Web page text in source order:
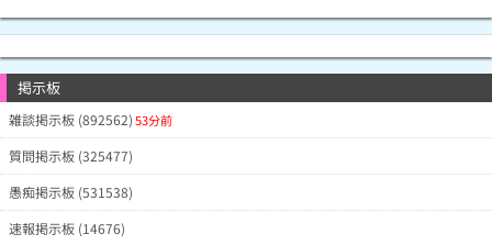
掲示板
雑談掲示板 (892562)53分前
質問掲示板 (325477)
愚痴掲示板 (531538)
速報掲示板 (14676)